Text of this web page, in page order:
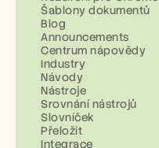
Šablony dokumentů
Blog
Announcements
Centrum nápovědy
Industry
Návody
Nástroje
Srovnání nástrojů
Slovníček
Přeložit
Integrace